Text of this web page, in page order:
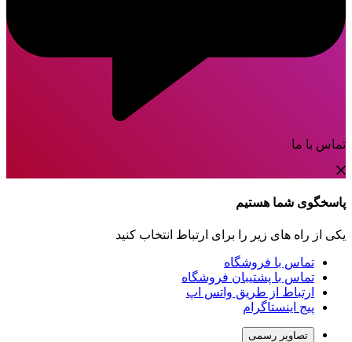
تماس با ما
پاسخگوی شما هستیم
یکی از راه های زیر را برای ارتباط انتخاب کنید
تماس با فروشگاه
تماس با پشتیبان فروشگاه
ارتباط از طریق واتس اپ
پیج اینستاگرام
تصاویر رسمی